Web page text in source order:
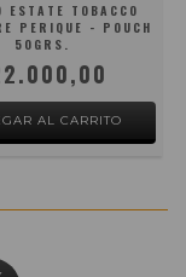
ESTATE TOBACCO
PERIQUE - POUCH
50GRS.